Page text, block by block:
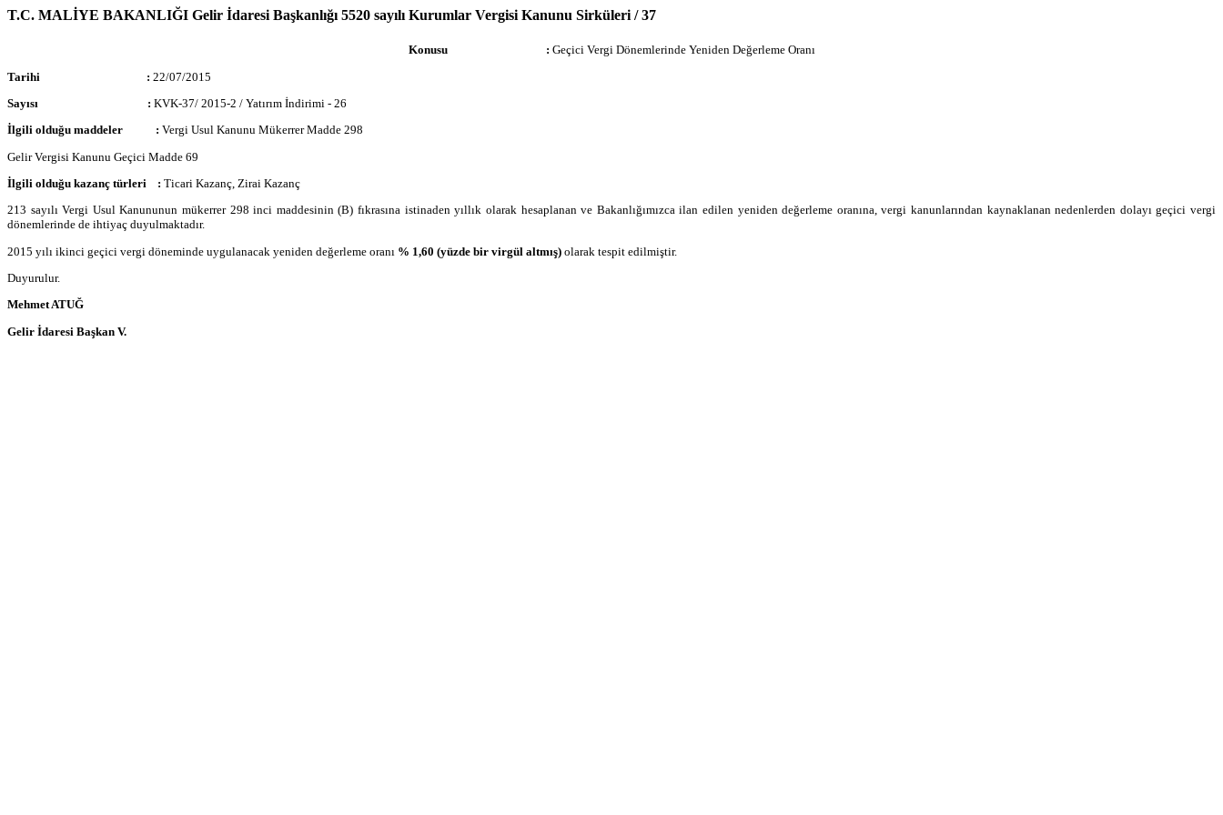
T.C. MALİYE BAKANLIĞI Gelir İdaresi Başkanlığı 5520 sayılı Kurumlar Vergisi Kanunu Sirküleri / 37
Konusu : Geçici Vergi Dönemlerinde Yeniden Değerleme Oranı
Tarihi : 22/07/2015
Sayısı : KVK-37/ 2015-2 / Yatırım İndirimi - 26
İlgili olduğu maddeler : Vergi Usul Kanunu Mükerrer Madde 298
Gelir Vergisi Kanunu Geçici Madde 69
İlgili olduğu kazanç türleri : Ticari Kazanç, Zirai Kazanç
213 sayılı Vergi Usul Kanununun mükerrer 298 inci maddesinin (B) fıkrasına istinaden yıllık olarak hesaplanan ve Bakanlığımızca ilan edilen yeniden değerleme oranına, vergi kanunlarından kaynaklanan nedenlerden dolayı geçici vergi
dönemlerinde de ihtiyaç duyulmaktadır.
2015 yılı ikinci geçici vergi döneminde uygulanacak yeniden değerleme oranı % 1,60 (yüzde bir virgül altmış) olarak tespit edilmiştir.
Duyurulur.
Mehmet ATUĞ
Gelir İdaresi Başkan V.